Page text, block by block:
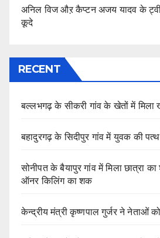
अनिल विज औऱ कैप्टन अजय यादव के
कूदे
RECENT
बल्लभगढ़ के सीकरी गांव के खेतों में
बहादुरगढ़ के सिदीपुर गांव में युवक की
सोनीपत के बैयापुर गांव में मिला छात्रा
ऑनर किलिंग का शक
केन्द्रीय मंत्री कृष्णपाल गुर्जर ने नेताओं